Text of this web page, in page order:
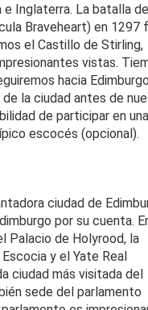
Inglaterra. La batalla de
Braveheart) en 1297
el Castillo de Stirling,
vistas.
hacia
la ciudad antes de
de participar en una
escocés (opcional).
ciudad de
por su cuenta.
Palacio de Holyrood, la
y el Yate Real
ciudad más visitada del
sede del parlamento